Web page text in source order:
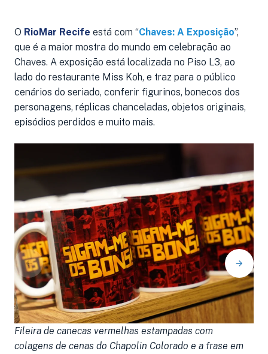
O RioMar Recife está com “Chaves: A Exposição”,
que é a maior mostra do mundo em celebração ao
Chaves. A exposição está localizada no Piso L3, ao
lado do restaurante Miss Koh, e traz para o público
cenários do seriado, conferir figurinos, bonecos dos
personagens, réplicas chanceladas, objetos originais,
episódios perdidos e muito mais.
Fileira de canecas vermelhas estampadas com
colagens de cenas do Chapolin Colorado e a frase em